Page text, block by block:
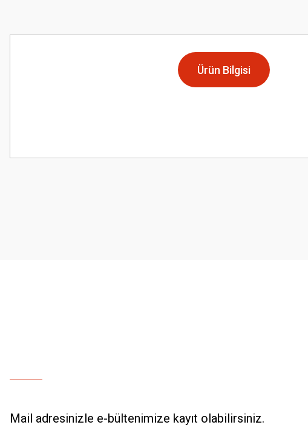
Ürün Bilgisi
Görüş ve önerileriniz için teşekkür ederiz.
Mail adresinizle e-bültenimize kayıt olabilirsiniz.